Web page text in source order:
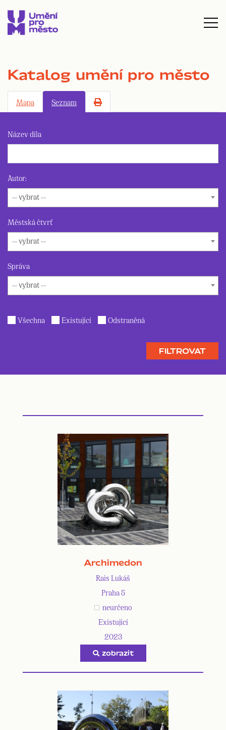
Katalog umění pro město
Mapa Seznam
Název díla
Autor:
-- vybrat --
Městská čtvrť
-- vybrat --
Správa
-- vybrat --
Všechna Existující Odstraněná
FILTROVAT
Archimedon
Rais Lukáš
Praha 5
neurčeno
Existující
2023
zobrazit